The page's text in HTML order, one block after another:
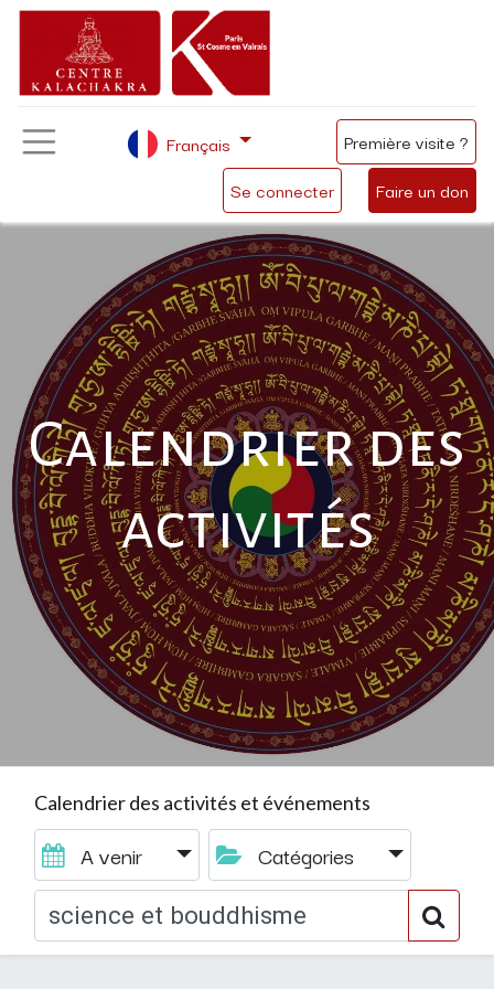
Se connecter Faire un don
Français Première visite ?
Calendrier des
activités
Calendrier des activités et événements
A venir Catégories